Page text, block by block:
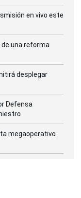
en vivo este
una reforma
desplegar
Defensa
megaoperativo